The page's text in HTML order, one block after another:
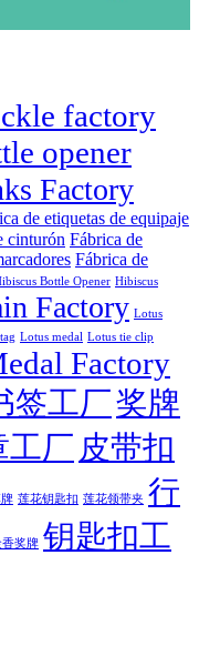
factory
opener
Factory
de etiquetas de equipaje
cinturón Fábrica de
Fábrica de
Bottle Opener Hibiscus
Factory Lotus
Lotus medal Lotus tie clip
Factory
签工厂奖牌
工厂 皮带扣
莲花钥匙扣 莲花领带夹 行
香奖牌 钥匙扣工